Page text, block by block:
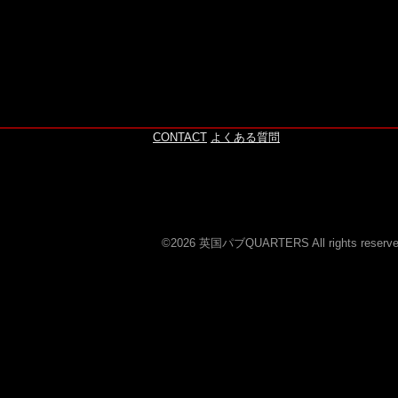
CONTACT よくある質問
©2026 英国パブQUARTERS All rights